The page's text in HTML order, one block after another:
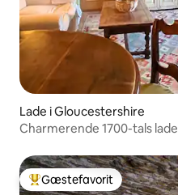
Lade i Gloucestershire
Charmerende 1700-tals
Bedste gæstefavorit
Gæstefavorit